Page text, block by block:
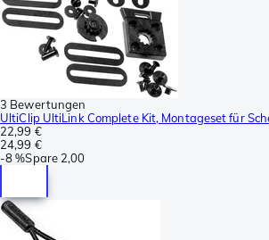
3 Bewertungen
UltiClip UltiLink Complete Kit, Montageset für
22,99 €
24,99 €
-8 %Spare 2,00